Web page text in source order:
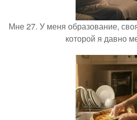
Мне 27. У меня образование,
которой я давно